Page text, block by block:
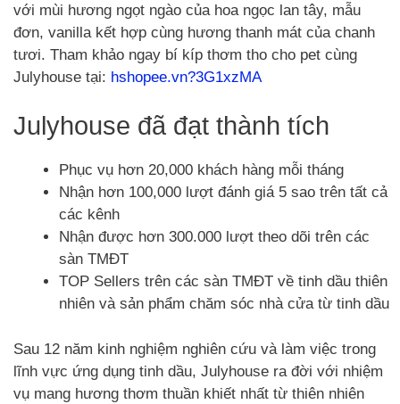
với mùi hương ngọt ngào của hoa ngọc lan tây, mẫu
đơn, vanilla kết hợp cùng hương thanh mát của chanh
tươi. Tham khảo ngay bí kíp thơm tho cho pet cùng
Julyhouse tại: hshopee.vn?3G1xzMA
Julyhouse đã đạt thành tích
Phục vụ hơn 20,000 khách hàng mỗi tháng
Nhận hơn 100,000 lượt đánh giá 5 sao trên tất cả
các kênh
Nhận được hơn 300.000 lượt theo dõi trên các
sàn TMĐT
TOP Sellers trên các sàn TMĐT về tinh dầu thiên
nhiên và sản phẩm chăm sóc nhà cửa từ tinh dầu
Sau 12 năm kinh nghiệm nghiên cứu và làm việc trong
lĩnh vực ứng dụng tinh dầu, Julyhouse ra đời với nhiệm
vụ mang hương thơm thuần khiết nhất từ thiên nhiên